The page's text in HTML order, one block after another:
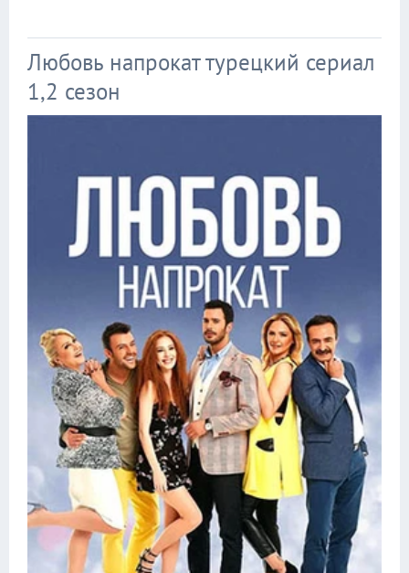
Любовь напрокат турецкий сериал
1,2 сезон